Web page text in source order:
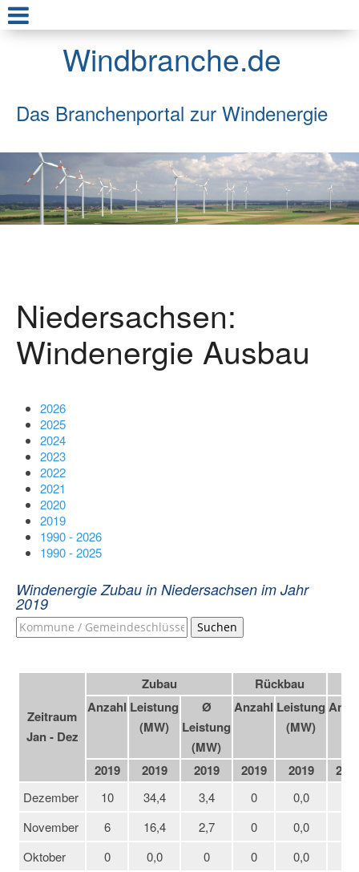
Windbranche.de
Das Branchenportal zur Windenergie
Niedersachsen:
Windenergie Ausbau
2026
2025
2024
2023
2022
2021
2020
2019
1990 - 2026
1990 - 2025
Windenergie Zubau in Niedersachsen im Jahr
2019
Suchen
Zeitraum
Jan - Dez
Zubau
Rückbau
Anzahl Leistung
(MW)
Ø
Leistung
(MW)
Anzahl Leistung
(MW)
2019 2019 2019 2019 2019
Dezember 10 34,4 3,4 0 0,0
November
6 16,4 2,7 0 0,0
Oktober
0 0,0 0 0 0,0